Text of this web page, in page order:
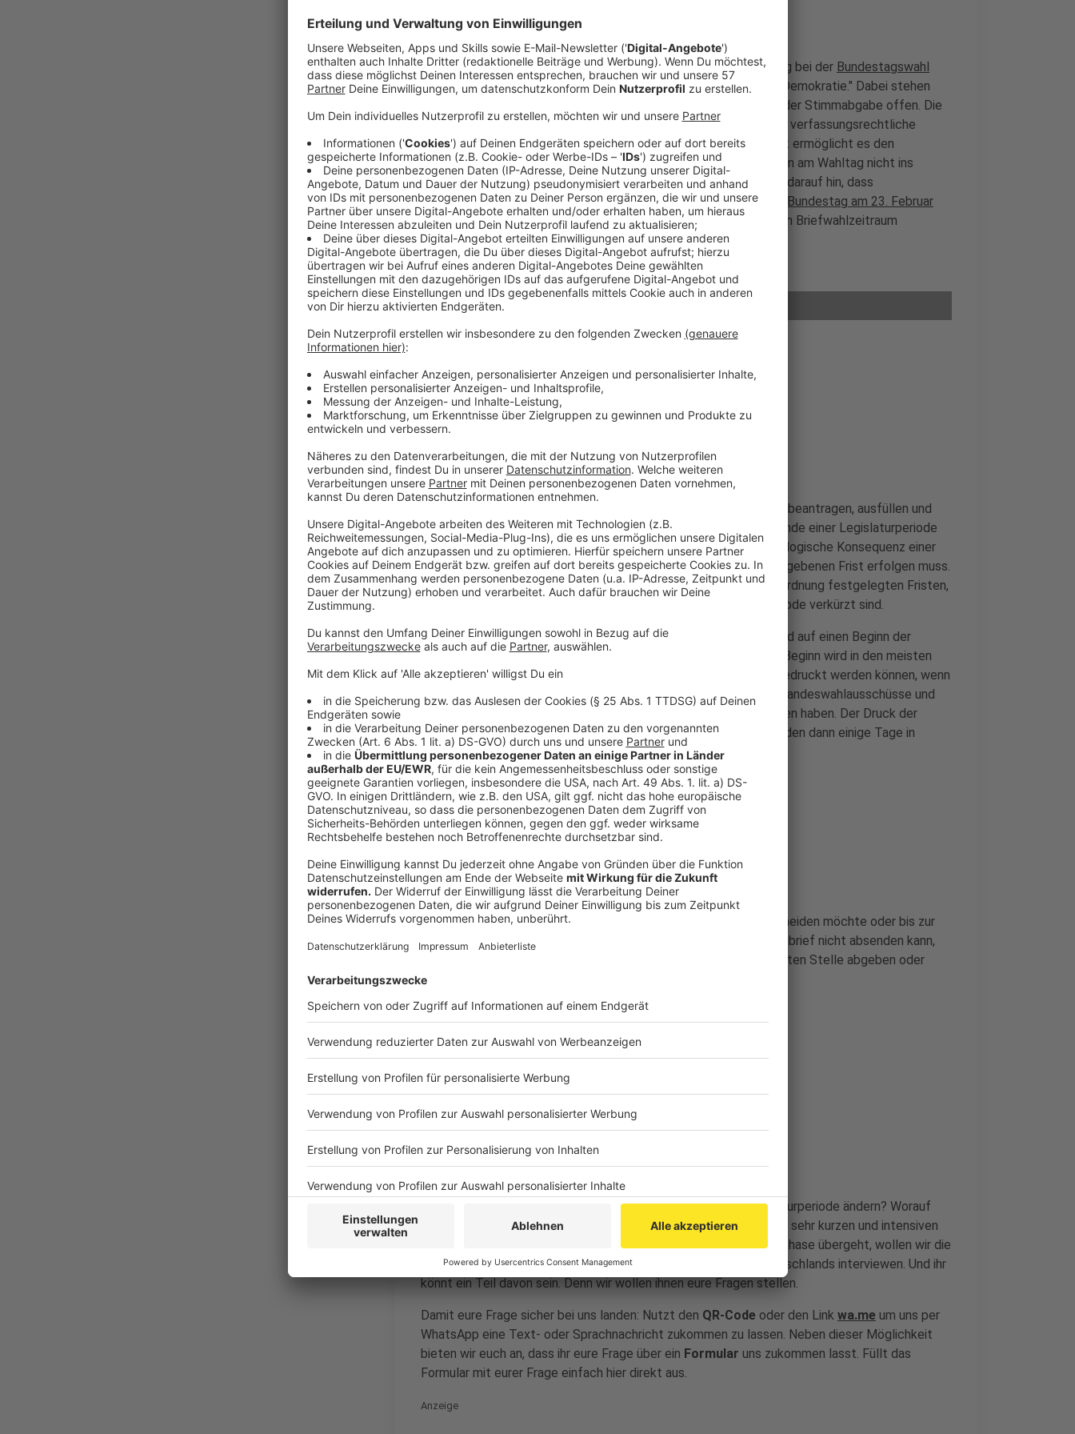
Bundeswahlleiterin Ruth Brand wirbt für eine hohe Wahlbeteiligung bei der Bundestagswahl
2025: "Jede abgegebene Stimme ist ein Zeichen für eine starke Demokratie." Dabei stehen
den Wahlberechtigten wie bei jeder Bundestagswahl zwei Wege der Stimmabgabe offen. Die
Urnenwahl am Wahltag selbst ist in Deutschland nach wie vor das verfassungsrechtliche
Leitbild und der vorrangige Weg der Stimmabgabe. Das Wahlrecht ermöglicht es den
Wahlberechtigten aber ebenso, per Briefwahl zu wählen, wenn man am Wahltag nicht ins
Wahllokal gehen kann oder möchte. Die Bundeswahlleiterin weist darauf hin, dass
Wahlberechtigte, die bei der vorgezogenen Wahl zum Deutschen Bundestag am 23. Februar
2025ihre Stimme per Briefwahl abgeben möchten, den verkürzten Briefwahlzeitraum
berücksichtigen sollten.
Anzeige
© picture alliance/dpa | Bernd Weißbrod
Briefwähler müssen sich bei der Bundestagswahl 2025 beeilen.
Anzeige
Verkürzter Briefwahlzeitraum
Anzeige
Sie müssen ihre Briefwahlunterlagen schneller bei ihrer Gemeinde beantragen, ausfüllen und
zurücksenden, als dies bei einer Bundestagswahl zum regulären Ende einer Legislaturperiode
der Fall ist. Der verkürzte Briefwahlzeitraum ist unmittelbare und logische Konsequenz einer
vorgezogenen Neuwahl, die innerhalb der vom Grundgesetz vorgegebenen Frist erfolgen muss.
Die gesamte Wahlorganisation folgt dabei engen, per Rechtsverordnung festgelegten Fristen,
die gegenüber einer Wahl zum regulären Ende einer Legislaturperiode verkürzt sind.
Entsprechend bereiten sich die meisten Wahlämter in Deutschland auf einen Beginn der
Briefwahl zwischen dem6. und 10. Februar 2025
vor. Ein früherer Beginn wird in den meisten
der 299 Wahlkreise nicht möglich sein, da die Stimmzettel erst gedruckt werden können, wenn
die Wahlvorschläge zugelassen sind und am 30. Januar 2025 die Landeswahlausschüsse und
der Bundeswahlausschuss über etwaige Beschwerden entschieden haben. Der Druck der
Stimmzettel und ihre Auslieferung an die Gemeindebehörden werden dann einige Tage in
Anspruch nehmen, bevor die Briefwahl beginnen kann.
Anzeige
Weitere Möglichkeiten für Briefwähler
Anzeige
Wer die mit den Postlaufzeiten verbundenen Unsicherheiten vermeiden möchte oder bis zur
letzten Briefkastenleerung am Donnerstag vor der Wahl den Wahlbrief nicht absenden kann,
sollte den Wahlbrief direkt bei der auf dem Umschlag aufgedruckten Stelle abgeben oder
jemanden bitten, dies zu übernehmen.
Anzeige
Stellt den Spitzenpolitikern eure Frage
Anzeige
, was soll sich in der nächsten Legislaturperiode ändern? Worauf
Spitzenkandidatinnen oder -kandidaten Wert? In diesem sehr kurzen und intensiven
Wahlkampf, der mit dem neuen Jahr direkt in die entscheidende Phase übergeht, wollen wir die
Spitzenkandidatinnen und -kandidaten der größten Parteien Deutschlands interviewen. Und ihr
könnt ein Teil davon sein. Denn wir wollen ihnen eure Fragen stellen.
Damit eure Frage sicher bei uns landen: Nutzt den QR-Code oder den Link wa.me um uns per
WhatsApp eine Text- oder Sprachnachricht zukommen zu lassen. Neben dieser Möglichkeit
bieten wir euch an, dass ihr eure Frage über ein Formular uns zukommen lasst. Füllt das
Formular mit eurer Frage einfach hier direkt aus.
Anzeige